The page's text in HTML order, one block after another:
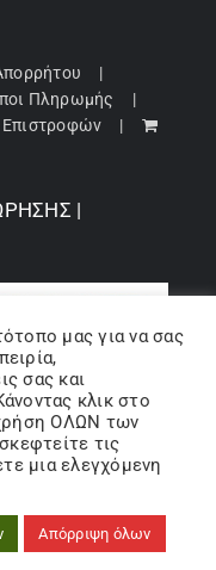
Πληρωμής
Επιστροφών
|
Rights Reserved |
μας για να σας
σας και
κλικ στο
ΟΛΩΝ των
τις
μια ελεγχόμενη
Απόρριψη όλων